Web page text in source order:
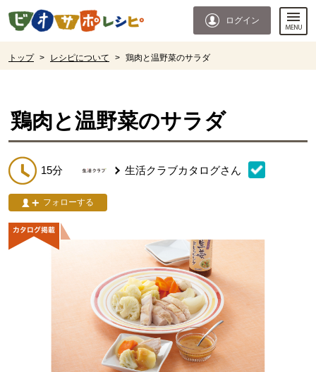
ページの先頭です。
ログイン
トップ > レシピについて > 鶏肉と温野菜のサラダ
鶏肉と温野菜のサラダ
15分 生活クラブカタログさん
フォローする